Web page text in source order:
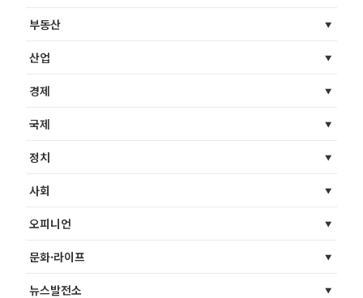
부동산
산업
경제
국제
정치
사회
오피니언
문화·라이프
뉴스발전소